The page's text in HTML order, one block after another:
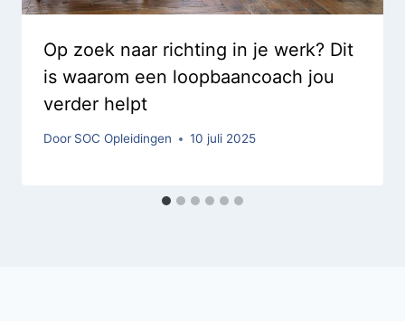
Op zoek naar richting in je werk? Dit
is waarom een loopbaancoach jou
verder helpt
Door SOC Opleidingen 10 juli 2025